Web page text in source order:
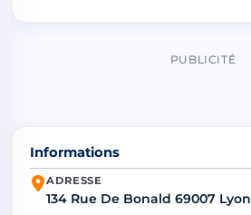
PUBLICITÉ
Informations
ADRESSE
134 Rue De Bonald 69007 Lyon